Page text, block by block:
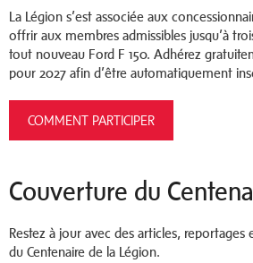
La Légion s’est associée aux
offrir aux membres admissibles jusqu’à
tout nouveau Ford F 150. Adhérez
pour 2027 afin d’être automatiquement
COMMENT PARTICIPER
Couverture du
Restez à jour avec des articles, reportages
du Centenaire de la Légion.